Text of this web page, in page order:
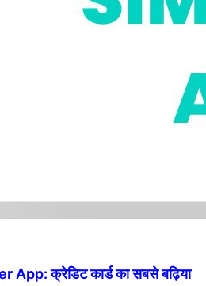
क्रेडिट कार्ड का सबसे बढ़िया